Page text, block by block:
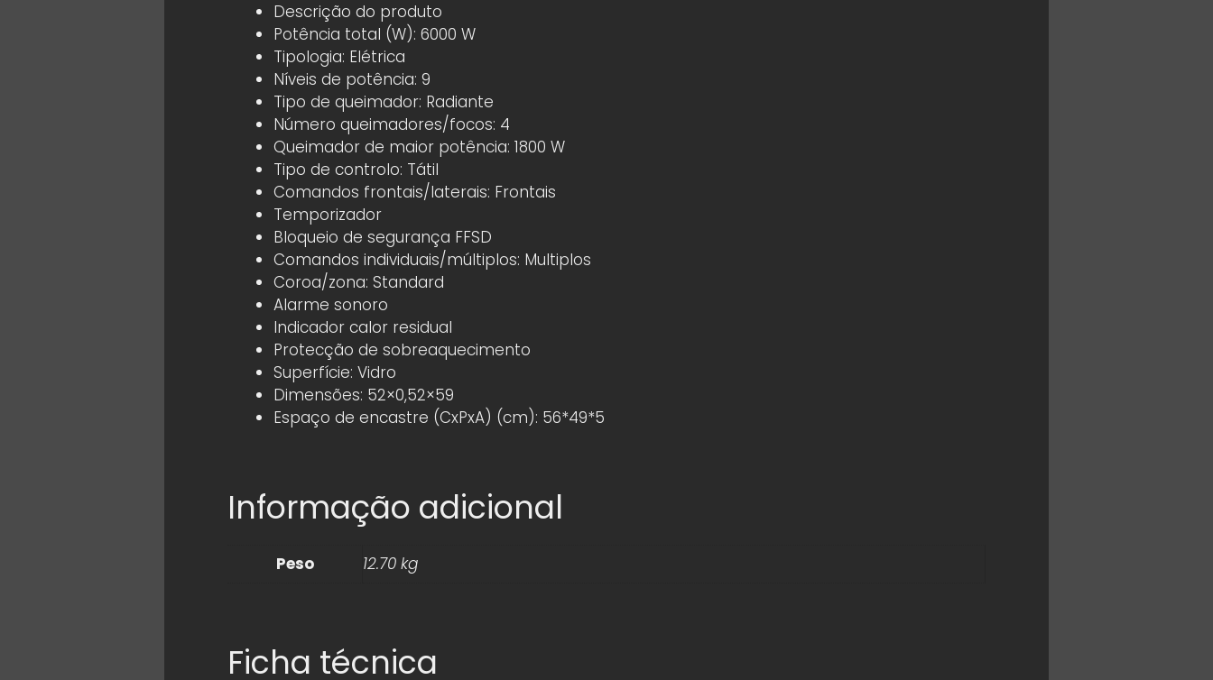
Descrição do produto
Potência total (W): 6000 W
Tipologia: Elétrica
Níveis de potência: 9
Tipo de queimador: Radiante
Número queimadores/focos: 4
Queimador de maior potência: 1800 W
Tipo de controlo: Tátil
Comandos frontais/laterais: Frontais
Temporizador
Bloqueio de segurança FFSD
Comandos individuais/múltiplos: Multiplos
Coroa/zona: Standard
Alarme sonoro
Indicador calor residual
Protecção de sobreaquecimento
Superfície: Vidro
Dimensões: 52×0,52×59
Espaço de encastre (CxPxA) (cm): 56*49*5
Informação adicional
Peso 12.70 kg
Ficha técnica